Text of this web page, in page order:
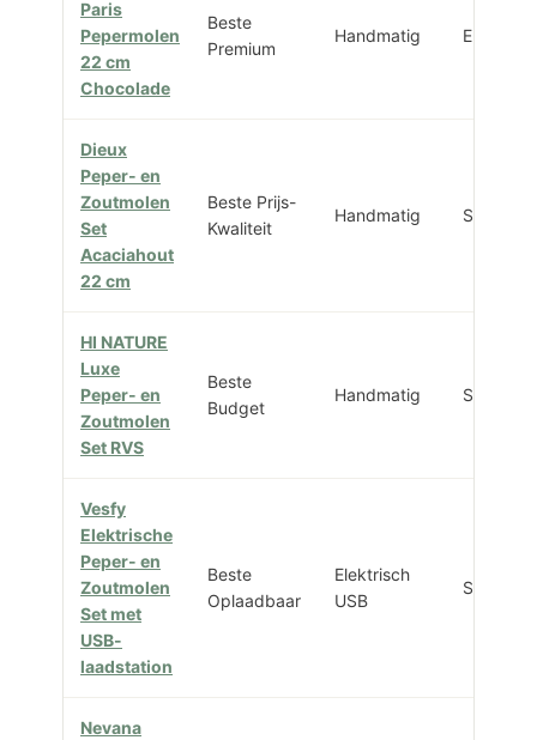
Paris
Pepermolen
22 cm
Chocolade
Beste
Premium
Handmatig Enkel
Dieux
Peper- en
Zoutmolen
Set
Acaciahout
22 cm
Beste Prijs-
Kwaliteit
Handmatig Set 2
HI NATURE
Luxe
Peper- en
Zoutmolen
Set RVS
Beste
Budget
Handmatig Set 2
Vesfy
Elektrische
Peper- en
Zoutmolen
Set met
USB-
laadstation
Beste
Oplaadbaar
Elektrisch
USB
Set 2
Nevana